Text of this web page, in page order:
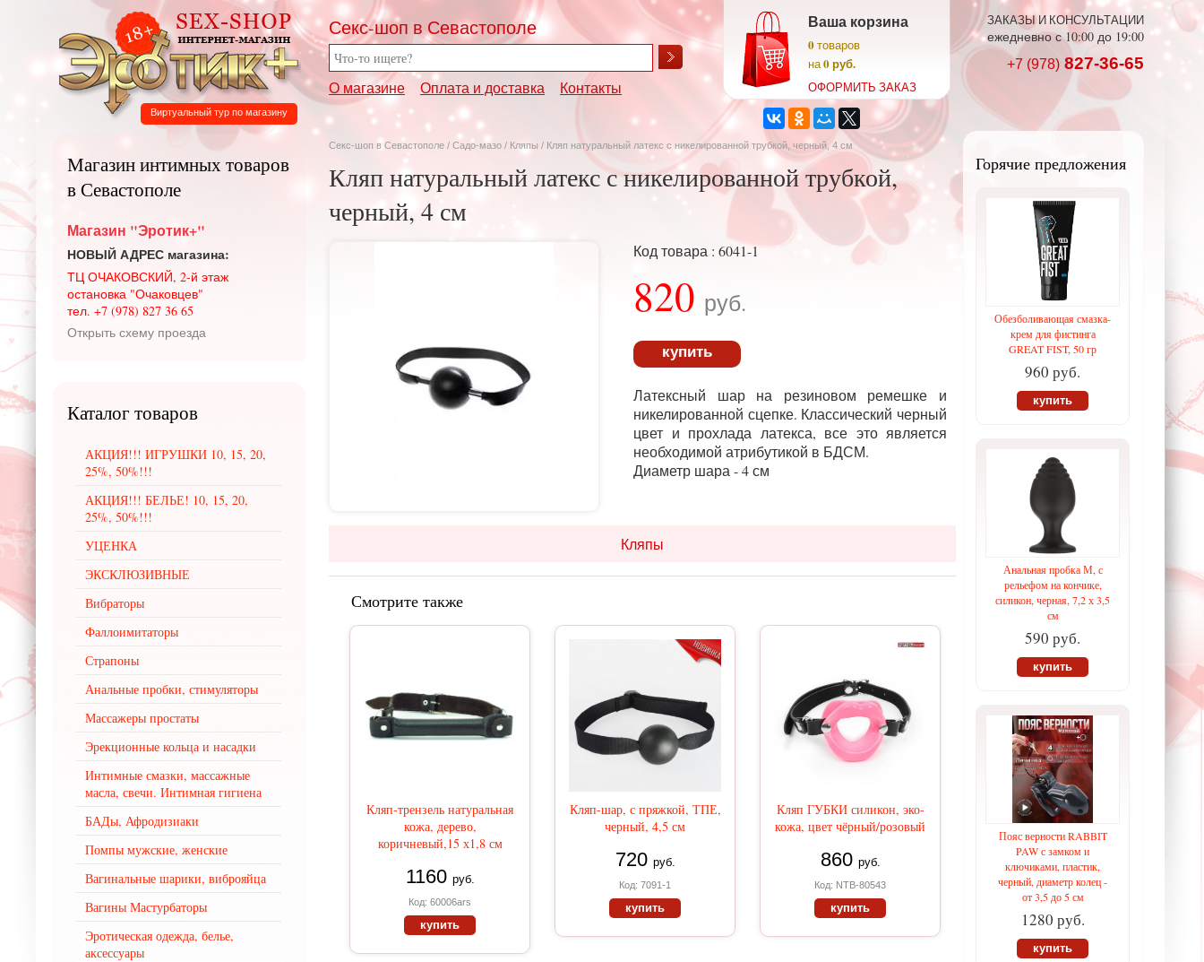
Секс-шоп в Севастополе
О магазине Оплата и доставка Контакты
Ваша корзина
0товаров
на0 руб.
ОФОРМИТЬ ЗАКАЗ
ЗАКАЗЫ И КОНСУЛЬТАЦИИ
ежедневно с 10:00 до 19:00
+7 (978) 827-36-65
Виртуальный тур по магазину
Секс-шоп в Севастополе / Садо-мазо / Кляпы / Кляп натуральный латекс с никелированной трубкой, черный, 4 см
Кляп натуральный латекс с никелированной трубкой,
черный, 4 см
Код товара : 6041-1
820 руб.
купить
Латексный шар на резиновом ремешке и
никелированной сцепке. Классический черный
цвет и прохлада латекса, все это является
необходимой атрибутикой в БДСМ.
Диаметр шара - 4 см
Кляпы
Смотрите также
Кляп-трензель натуральная
кожа, дерево,
коричневый,15 х1,8 см
1160 руб.
Код: 60006ars
купить
Кляп-шар, с пряжкой, ТПЕ,
черный, 4,5 см
720 руб.
Код: 7091-1
купить
Кляп ГУБКИ силикон, эко-
кожа, цвет чёрный/розовый
860 руб.
Код: NTB-80543
купить
Горячие предложения
Обезболивающая смазка-
крем для фистинга
GREAT FIST, 50 гр
960 руб.
купить
Анальная пробка М, с
рельефом на кончике,
силикон, черная, 7,2 х 3,5
см
590 руб.
купить
Пояс верности RABBIT
PAW с замком и
ключиками, пластик,
черный, диаметр колец -
от 3,5 до 5 см
1280 руб.
купить
Магазин интимных товаров
в Севастополе
Магазин "Эротик+"
НОВЫЙ АДРЕС магазина:
ТЦ ОЧАКОВСКИЙ, 2-й этаж
остановка "Очаковцев"
тел. +7 (978) 827 36 65
Открыть схему проезда
Каталог товаров
АКЦИЯ!!! ИГРУШКИ 10, 15, 20,
25%, 50%!!!
АКЦИЯ!!! БЕЛЬЕ! 10, 15, 20,
25%, 50%!!!
УЦЕНКА
ЭКСКЛЮЗИВНЫЕ
Вибраторы
Фаллоимитаторы
Страпоны
Анальные пробки, стимуляторы
Массажеры простаты
Эрекционные кольца и насадки
Интимные смазки, массажные
масла, свечи. Интимная гигиена
БАДы, Афродизиаки
Помпы мужские, женские
Вагинальные шарики, виброяйца
Вагины Мастурбаторы
Эротическая одежда, белье,
аксессуары